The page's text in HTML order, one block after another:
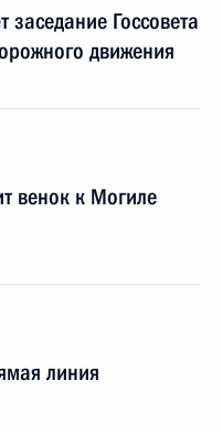
Госсовета
движения
венок к Могиле
линия